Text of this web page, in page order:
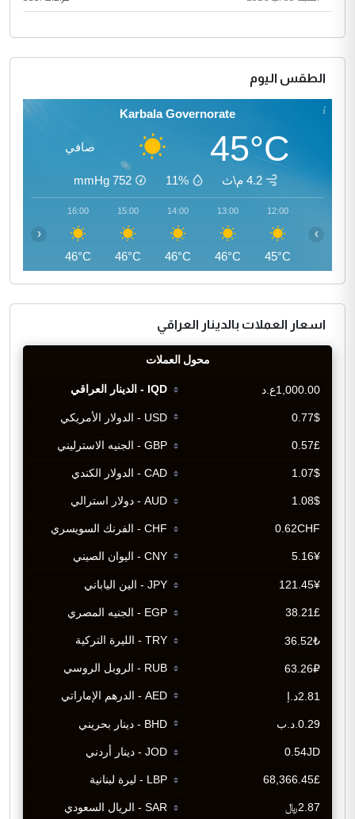
الطقس اليوم
Karbala Governorate
45°C صافي
4.2 م\ث 11%
752
mmHg
12:00
45°C
13:00
46°C
14:00
46°C
15:00
46°C
16:00
46°C
‹ ›
اسعار العملات بالدينار العراقي